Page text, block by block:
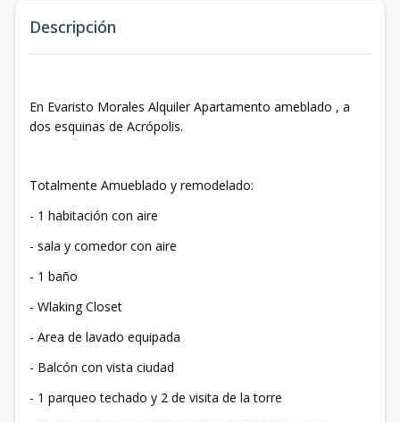
Descripción
En Evaristo Morales Alquiler Apartamento ameblado , a
dos esquinas de Acrópolis.
Totalmente Amueblado y remodelado:
- 1 habitación con aire
- ⁠sala y comedor con aire
- 1 baño
- Wlaking Closet
- Area de lavado equipada
- Balcón con vista ciudad
- 1 parqueo techado y 2 de visita de la torre